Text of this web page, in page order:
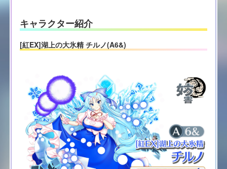
キャラクター紹介
[紅EX]湖上の大氷精 チルノ(A6&)